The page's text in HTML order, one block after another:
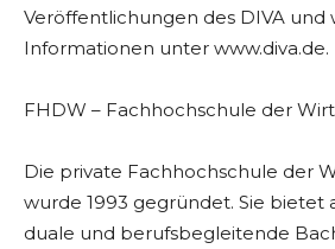
Veröffentlichungen des DIVA und
Informationen unter www.diva.de.
FHDW – Fachhochschule der
Die private Fachhochschule der
wurde 1993 gegründet. Sie bietet
duale und berufsbegleitende